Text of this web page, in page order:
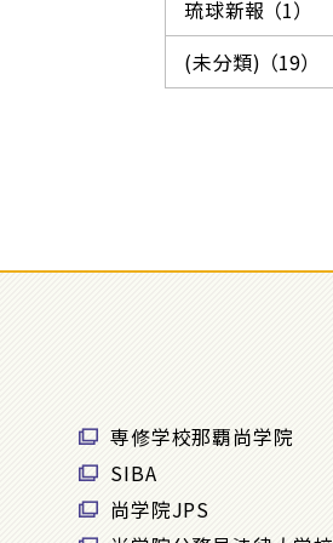
琉球新報 （1）
(未分類) （19）
専修学校那覇尚学院
SIBA
尚学院JPS